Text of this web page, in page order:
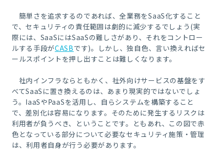
簡単さを追求するのであれば、全業務をSaaS化すること
で、セキュリティの責任範囲は劇的に減少するでしょう(実
際には、SaaSにはSaaSの難しさがあり、それをコントロー
ルする手段がCASBです)。しかし、独自色、言い換えればセ
ールスポイントを押し出すことは難しくなります。
社内インフラならともかく、社外向けサービスの基盤をす
べてSaaSに置き換えるのは、あまり現実的ではないでしょ
う。IaaSやPaaSを活用し、自らシステムを構築すること
で、差別化は容易になります。そのために発生するリスクは
利用者が負うべき、ということです。ともあれ、この図で赤
色となっている部分について必要なセキュリティ施策・管理
は、利用者自身が行う必要があります。